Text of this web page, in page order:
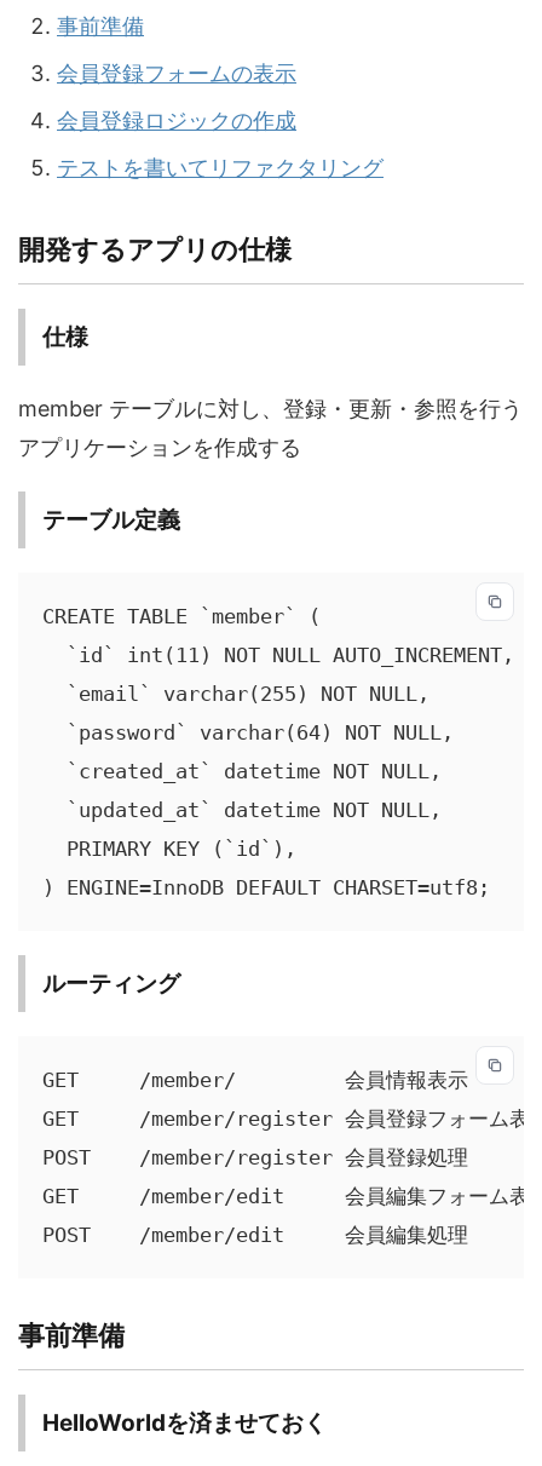
事前準備
会員登録フォームの表示
会員登録ロジックの作成
テストを書いてリファクタリング
開発するアプリの仕様
仕様
member テーブルに対し、登録・更新・参照を行う
アプリケーションを作成する
テーブル定義
CREATE TABLE `member` (
  `id` int(11) NOT NULL AUTO_INCREMENT,
  `email` varchar(255) NOT NULL,
  `password` varchar(64) NOT NULL,
  `created_at` datetime NOT NULL,
  `updated_at` datetime NOT NULL,
  PRIMARY KEY (`id`),
) ENGINE=InnoDB DEFAULT CHARSET=utf8;
ルーティング
GET     /member/         会員情報表示
GET     /member/register 会員登録フォーム表
POST    /member/register 会員登録処理
GET     /member/edit     会員編集フォーム表
POST    /member/edit     会員編集処理
事前準備
HelloWorldを済ませておく